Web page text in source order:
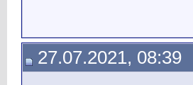
27.07.2021, 08:39